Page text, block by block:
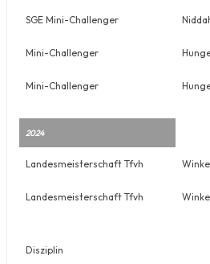
SGE Mini-Challenger
Mini-Challenger
Mini-Challenger
2024
Landesmeisterschaft Tfvh
Landesmeisterschaft Tfvh
Disziplin